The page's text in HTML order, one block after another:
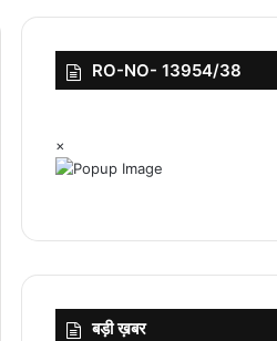
RO-NO- 13954/38
×
बड़ी ख़बर